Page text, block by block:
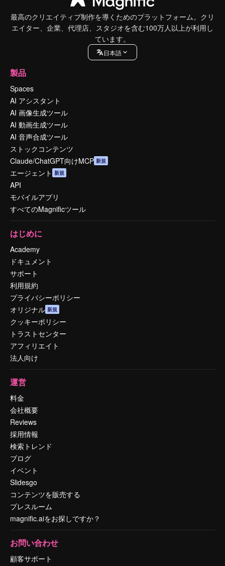
最高のクリエイティブ制作を導くためのプラットフォーム。クリ
エイター、企業、代理店、スタジオを含む100万人以上が利用し
ています。
日本語
製品
Spaces
AI アシスタント
AI 画像生成ツール
AI 動画生成ツール
AI 音声合成ツール
ストックコンテンツ
Claude/ChatGPT向けMCP 新規
エージェント 新規
API
モバイルアプリ
すべてのMagnificツール
はじめに
Academy
ドキュメント
サポート
利用規約
プライバシーポリシー
オリジナル 新規
クッキーポリシー
トラストセンター
アフィリエイト
法人向け
運営
料金
会社概要
Reviews
採用情報
検索トレンド
ブログ
イベント
Slidesgo
コンテンツを販売する
プレスルーム
magnific.aiをお探しですか？
お問い合わせ
顧客サポート